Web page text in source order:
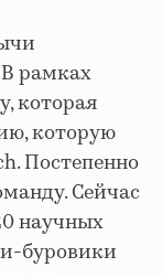
В рамках
которая
которую
Постепенно
Сейчас
научных
буровики